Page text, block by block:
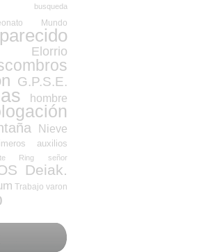
busqueda
Mundo
Elorrio
G.P.S.E.
hombre
Nieve
auxilios
Ring señor
Deiak.
Trabajo varon